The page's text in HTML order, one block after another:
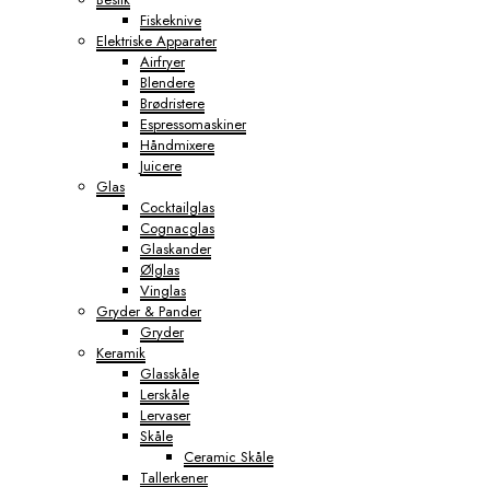
Fiskeknive
Elektriske Apparater
Airfryer
Blendere
Brødristere
Espressomaskiner
Håndmixere
Juicere
Glas
Cocktailglas
Cognacglas
Glaskander
Ølglas
Vinglas
Gryder & Pander
Gryder
Keramik
Glasskåle
Lerskåle
Lervaser
Skåle
Ceramic Skåle
Tallerkener